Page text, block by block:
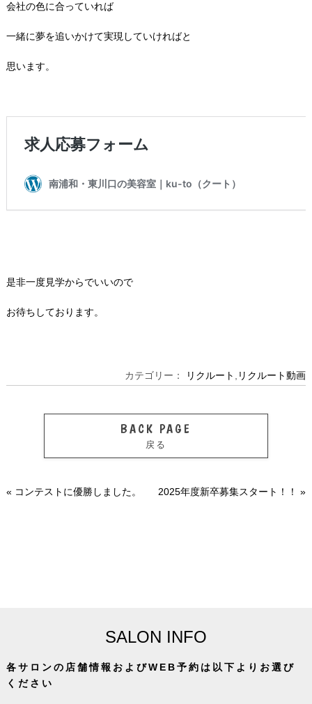
会社の色に合っていれば
一緒に夢を追いかけて実現していければと
思います。
是非一度見学からでいいので
お待ちしております。
カテゴリー： リクルート リクルート動画
BACK PAGE
戻る
« コンテストに優勝しました。 2025年度新卒募集スタート！！ »
SALON INFO
各サロンの店舗情報およびWEB予約は以下よりお選び
ください